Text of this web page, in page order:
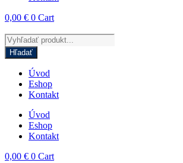
0,00 € 0 Cart
Products
search
Hľadať
Úvod
Eshop
Kontakt
Úvod
Eshop
Kontakt
0,00 € 0 Cart